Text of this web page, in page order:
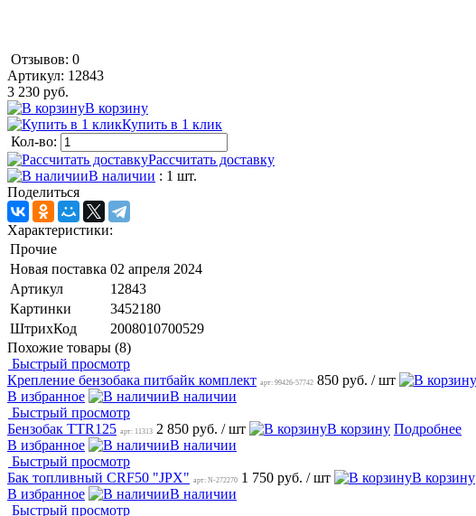
Отзывов: 0
Артикул: 12843
3 230 руб.
В корзину
Купить в 1 клик
Кол-во:
Рассчитать доставку
В наличии : 1 шт.
Поделиться
Характеристики:
Прочие
Новая поставка 02 апреля 2024
Артикул
12843
Картинки
3452180
ШтрихКод
2008010700529
Похожие товары (8)
Быстрый просмотр
Крепление бензобака питбайк комплект арт: 99426-57742 850 руб. / шт
В избранное
В наличии
Быстрый просмотр
Бензобак TTR125 арт: 11313 2 850 руб. / шт В корзину Подробнее
В избранное
В наличии
Быстрый просмотр
Бак топливный CRF50 "JPX" арт: N-272270 1 750 руб. / шт В корзину
В избранное
В наличии
Быстрый просмотр